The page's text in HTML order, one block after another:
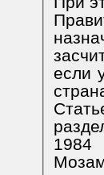
если
1984